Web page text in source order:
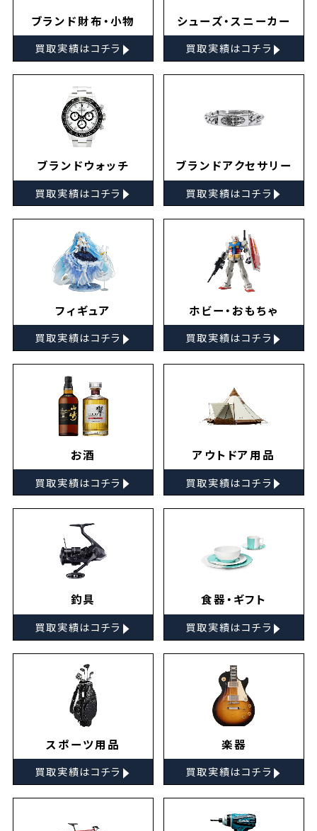
ブランド財布・小物
買取実績はコチラ ▸
シューズ・スニーカー
買取実績はコチラ ▸
ブランドウォッチ
買取実績はコチラ ▸
ブランドアクセサリー
買取実績はコチラ ▸
フィギュア
買取実績はコチラ ▸
ホビー・おもちゃ
買取実績はコチラ ▸
お酒
買取実績はコチラ ▸
アウトドア用品
買取実績はコチラ ▸
釣具
買取実績はコチラ ▸
食器・ギフト
買取実績はコチラ ▸
スポーツ用品
買取実績はコチラ ▸
楽器
買取実績はコチラ ▸